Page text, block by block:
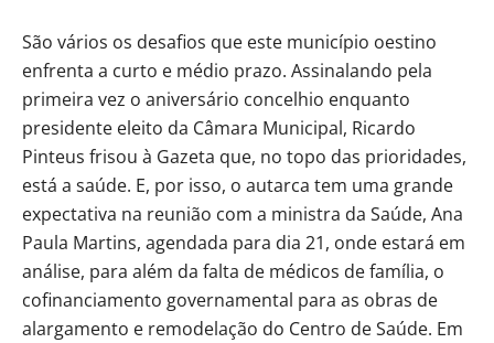
São vários os desafios que este município oestino
enfrenta a curto e médio prazo. Assinalando pela
primeira vez o aniversário concelhio enquanto
presidente eleito da Câmara Municipal, Ricardo
Pinteus frisou à Gazeta que, no topo das prioridades,
está a saúde. E, por isso, o autarca tem uma grande
expectativa na reunião com a ministra da Saúde, Ana
Paula Martins, agendada para dia 21, onde estará em
análise, para além da falta de médicos de família, o
cofinanciamento governamental para as obras de
alargamento e remodelação do Centro de Saúde. Em